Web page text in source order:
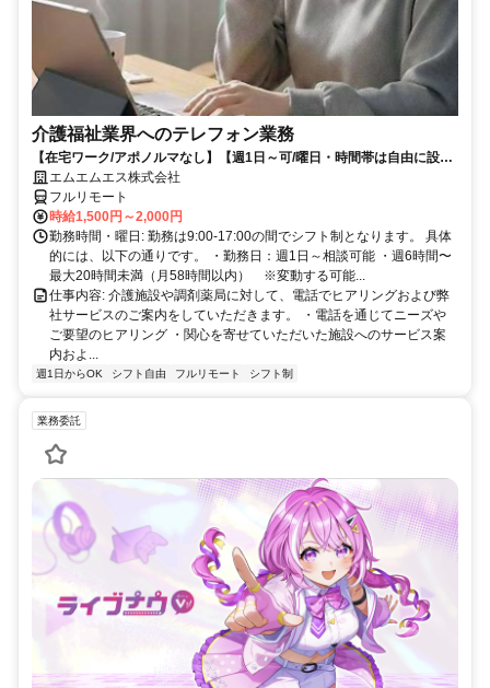
介護福祉業界へのテレフォン業務
【在宅ワーク/アポノルマなし】【週1日～可/曜日・時間帯は自由に設定
可】介護福祉業界へのテレフォン業務（主にヒアリング、商品案内）
エムエムエス株式会社
フルリモート
時給1,500円～2,000円
勤務時間・曜日: 勤務は9:00-17:00の間でシフト制となります。 具体
的には、以下の通りです。 ・勤務日：週1日～相談可能 ・週6時間〜
最大20時間未満（月58時間以内） ※変動する可能...
仕事内容: 介護施設や調剤薬局に対して、電話でヒアリングおよび弊
社サービスのご案内をしていただきます。 ・電話を通じてニーズや
ご要望のヒアリング ・関心を寄せていただいた施設へのサービス案
内およ...
週1日からOK シフト自由 フルリモート シフト制
業務委託